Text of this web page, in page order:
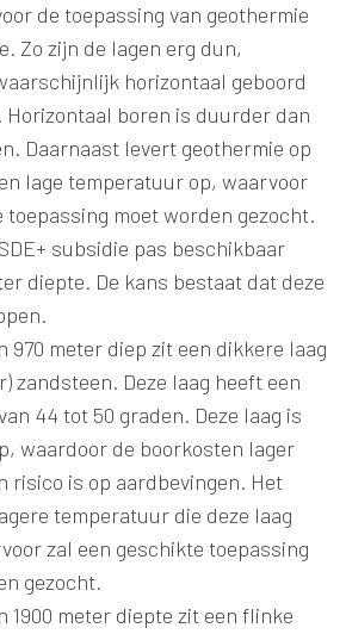
de toepassing van geothermie
Zo zijn de lagen erg dun,
horizontaal geboord
Horizontaal boren is duurder dan
Daarnaast levert geothermie op
lage temperatuur op, waarvoor
toepassing moet worden gezocht.
subsidie pas beschikbaar
diepte. De kans bestaat dat deze
970 meter diep zit een dikkere laag
zandsteen. Deze laag heeft een
44 tot 50 graden. Deze laag is
waardoor de boorkosten lager
risico is op aardbevingen. Het
temperatuur die deze laag
zal een geschikte toepassing
gezocht.
1900 meter diepte zit een flinke